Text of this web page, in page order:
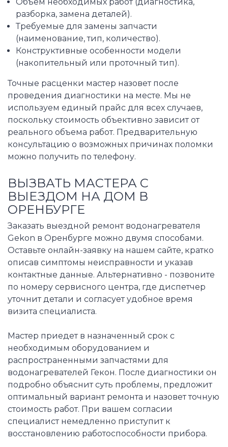
разборка, замена деталей).
Требуемые для замены запчасти
(наименование, тип, количество).
Конструктивные особенности модели
(накопительный или проточный тип).
Точные расценки мастер назовет после
проведения диагностики на месте. Мы не
используем единый прайс для всех случаев,
поскольку стоимость объективно зависит от
реального объема работ. Предварительную
консультацию о возможных причинах поломки
можно получить по телефону.
ВЫЗВАТЬ МАСТЕРА С
ВЫЕЗДОМ НА ДОМ В
ОРЕНБУРГЕ
Заказать выездной ремонт водонагревателя
Gekon в Оренбурге можно двумя способами.
Оставьте онлайн-заявку на нашем сайте, кратко
описав симптомы неисправности и указав
контактные данные. Альтернативно - позвоните
по номеру сервисного центра, где диспетчер
уточнит детали и согласует удобное время
визита специалиста.
Мастер приедет в назначенный срок с
необходимым оборудованием и
распространенными запчастями для
водонагревателей Гекон. После диагностики он
подробно объяснит суть проблемы, предложит
оптимальный вариант ремонта и назовет точную
стоимость работ. При вашем согласии
специалист немедленно приступит к
восстановлению работоспособности прибора.